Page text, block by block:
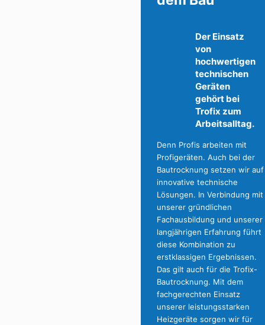
Der Einsatz
von
hochwertigen
technischen
Geräten
gehört bei
Trofix zum
Arbeitsalltag.
Denn Profis arbeiten mit
Profigeräten. Auch bei der
Bautrocknung setzen wir auf
innovative technische
Lösungen. In Verbindung mit
unserer gründlichen
Fachausbildung und unserer
langjährigen Erfahrung führt
diese Kombination zu
erstklassigen Ergebnissen.
Das gilt auch für die Trofix-
Bautrocknung. Mit dem
fachgerechten Einsatz
unserer leistungsstarken
Heizgeräte sorgen wir für